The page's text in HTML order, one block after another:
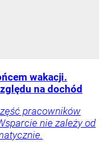
wakacji.
na dochód
pracowników
nie zależy od